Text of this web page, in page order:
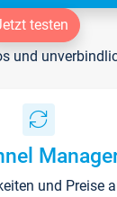
testen
und
und Preise